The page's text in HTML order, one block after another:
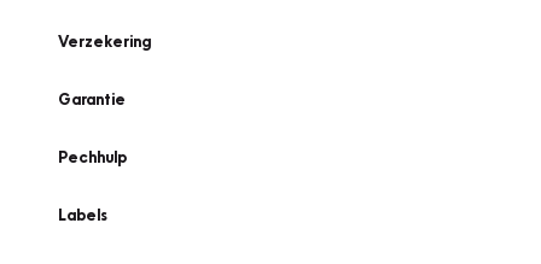
Verzekering
Garantie
Pechhulp
Labels